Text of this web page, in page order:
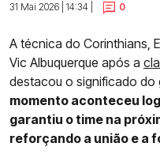
31 Mai 2026 | 14:34 |
0
A técnica do Corinthians,
Vic Albuquerque após a
destacou o significado do
momento aconteceu
garantiu o time na
reforçando a união e a